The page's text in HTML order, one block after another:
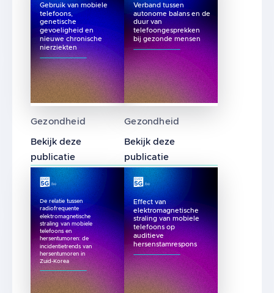
Gebruik van mobiele
telefoons,
genetische
gevoeligheid en
nieuwe chronische
nierziekten
Gezondheid
Bekijk deze
publicatie
Verband tussen
autonome balans en de
duur van
telefoongesprekken
bij gezonde mensen
Gezondheid
Bekijk deze
publicatie
De relatie tussen
radiofrequente
elektromagnetische
straling van mobiele
telefoons en
hersentumoren: de
incidentietrends van
hersentumoren in
Zuid-Korea
Effect van
elektromagnetische
straling van mobiele
telefoons op
auditieve
hersenstamrespons